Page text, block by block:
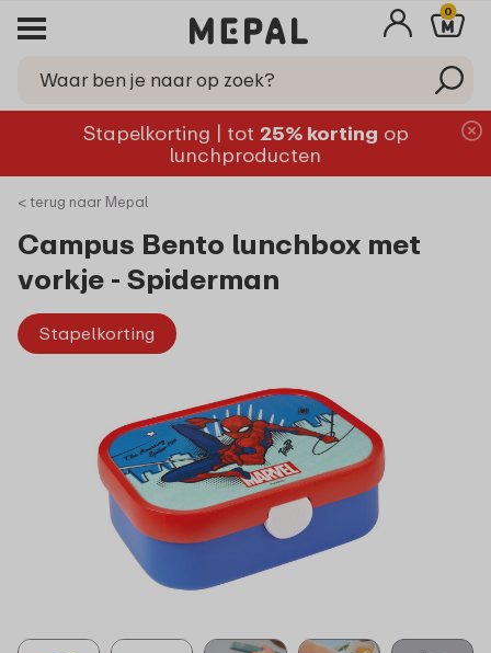
0
Stapelkorting | tot 25% korting op
lunchproducten
< terug naar Mepal
Campus Bento lunchbox met
vorkje - Spiderman
Stapelkorting